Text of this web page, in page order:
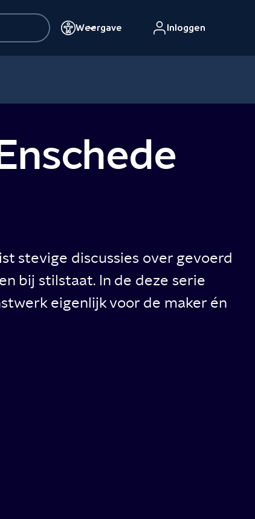
Weergave Inloggen
stevige discussies over gevoerd
bij stilstaat. In de deze serie
eigenlijk voor de maker én